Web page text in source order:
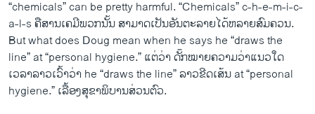
“chemicals” can be pretty harmful. “Chemicals” c-h-e-m-i-c-
a-l-s ຄື​ສານ​ເຄມີ​ພວກ​ນັ້ນ ສາມາ​ດ​ເປັນ​ອັນຕະລາຍ​ໄດ້​ຫລາຍ​ສົມຄວນ.
But what does Doug mean when he says he “draws the
line” at “personal hygiene.” ​ແຕ່​ວ່າ ດັ໊ກໝາຍ​ຄວາມ​ວ່າ​ແນວ​ໃດ ​
ເວລາ​ລາວ​ເວົ້າ​ວ່າ he “draws the line” ລາວ​ຂີດ​ເສ້ນ at “personal
hygiene.” ​ເລື້ອງ​ສຸຂາພິບານ​ສ່ວນ​ຕົວ.